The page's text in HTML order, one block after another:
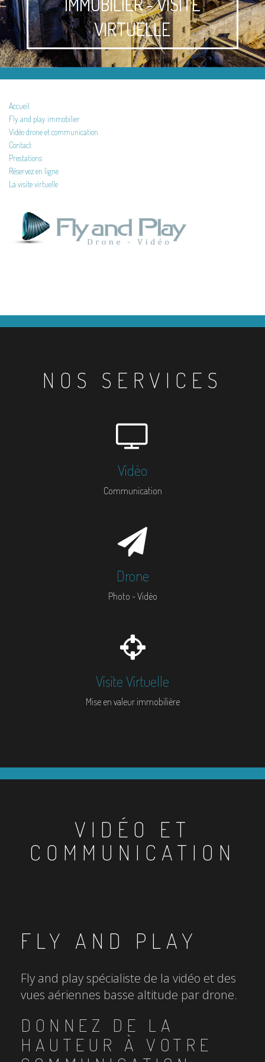
VIRTUELLE
Accueil
Fly and play immobilier
Vidéo drone et communication
Contact
Prestations
Réservez en ligne
La visite virtuelle
NOS SERVICES
Vidéo
Communication
Drone
Photo - Vidéo
Visite Virtuelle
Mise en valeur immobilière
VIDÉO ET
COMMUNICATION
FLY AND PLAY
Fly and play spécialiste de la vidéo et des
vues aériennes basse altitude par drone.
DONNEZ DE LA
HAUTEUR À VOTRE